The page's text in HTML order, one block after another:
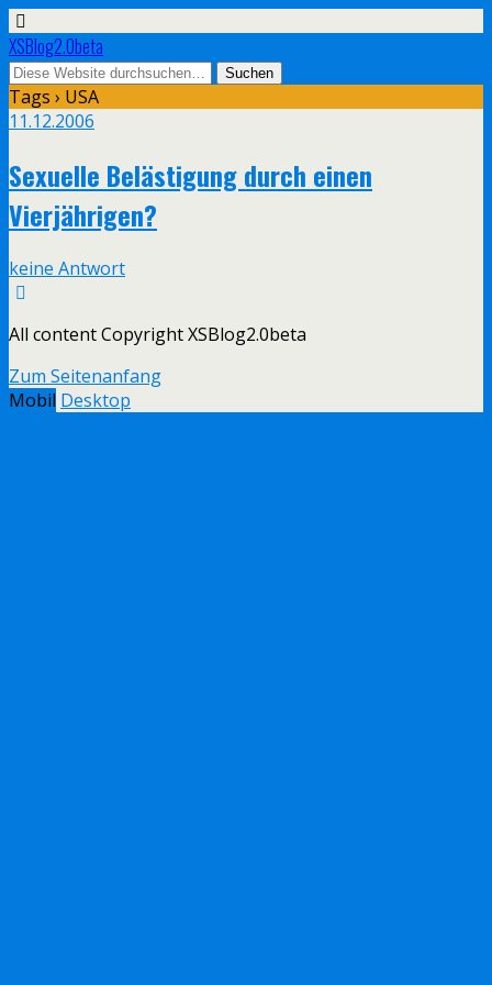
XSBlog2.0beta
Tags › USA
11.12.2006
Sexuelle Belästigung durch einen
Vierjährigen?
keine Antwort
All content Copyright XSBlog2.0beta
Zum Seitenanfang
Mobil Desktop